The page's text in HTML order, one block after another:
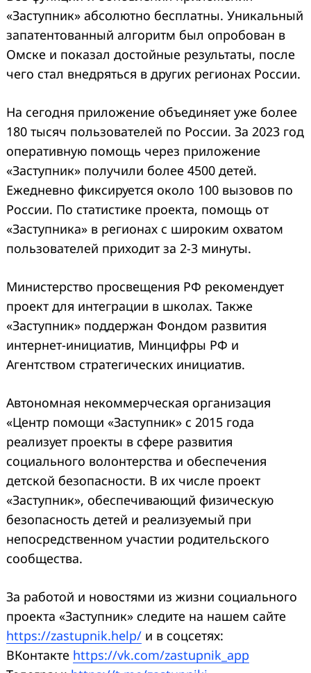
«Заступник» абсолютно бесплатны. Уникальный
запатентованный алгоритм был опробован в
Омске и показал достойные результаты, после
чего стал внедряться в других регионах России.
На сегодня приложение объединяет уже более
180 тысяч пользователей по России. За 2023 год
оперативную помощь через приложение
«Заступник» получили более 4500 детей.
Ежедневно фиксируется около 100 вызовов по
России. По статистике проекта, помощь от
«Заступника» в регионах с широким охватом
пользователей приходит за 2-3 минуты.
Министерство просвещения РФ рекомендует
проект для интеграции в школах. Также
«Заступник» поддержан Фондом развития
интернет-инициатив, Минцифры РФ и
Агентством стратегических инициатив.
Автономная некоммерческая организация
«Центр помощи «Заступник» с 2015 года
реализует проекты в сфере развития
социального волонтерства и обеспечения
детской безопасности. В их числе проект
«Заступник», обеспечивающий физическую
безопасность детей и реализуемый при
непосредственном участии родительского
сообщества.
За работой и новостями из жизни социального
проекта «Заступник» следите на нашем сайте
https://zastupnik.help/ и в соцсетях:
ВКонтакте https://vk.com/zastupnik_app